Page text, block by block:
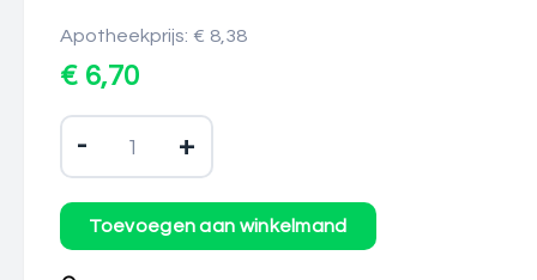
Apotheekprijs: € 8,38
€ 6,70
- +